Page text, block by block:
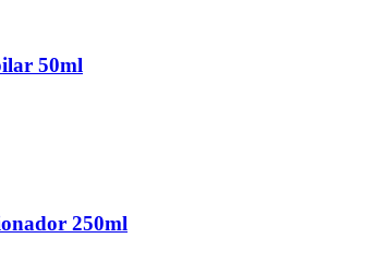
50ml
250ml